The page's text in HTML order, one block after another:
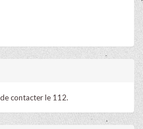
contacter le 112.